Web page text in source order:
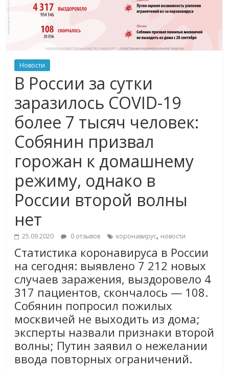
Новости
В России за сутки
заразилось COVID-19
более 7 тысяч человек:
Собянин призвал
горожан к домашнему
режиму, однако в
России второй волны
нет
25.09.2020 0 отзывов коронавирус, новости
Статистика коронавируса в России
на сегодня: выявлено 7 212 новых
случаев заражения, выздоровело 4
317 пациентов, скончалось — 108.
Собянин попросил пожилых
москвичей не выходить из дома;
эксперты назвали признаки второй
волны; Путин заявил о нежелании
ввода повторных ограничений.